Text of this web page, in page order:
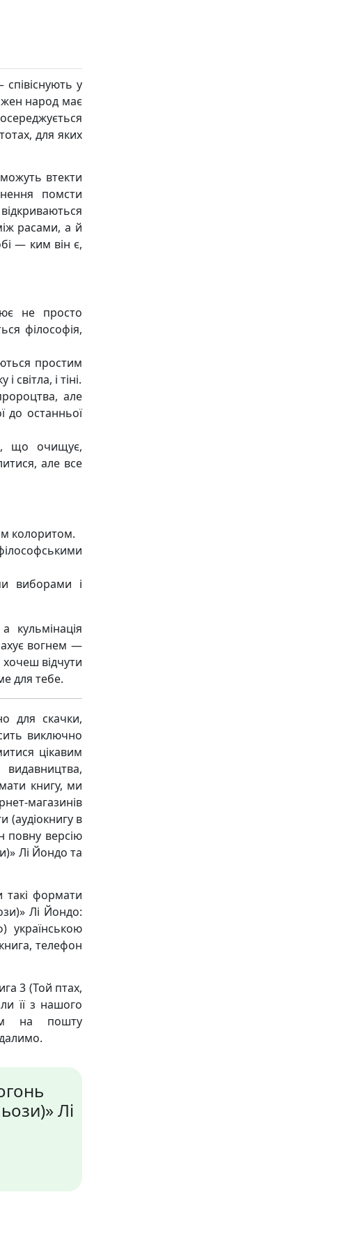
у
народ має
для яких
втекти
помсти
расами, а й
— ким він є,
не просто
філософія,
простим
світла, і тіні.
але
до останньої
що очищує,
але все
колоритом.
виборами і
вогнем —
відчути
для тебе.
для скачки,
виключно
цікавим
книгу, ми
магазинів
(аудіокнигу в
повну версію
Лі Йондо та
такі формати
Лі Йондо:
телефон
3 (Той птах,
її з нашого
на пошту
Лі